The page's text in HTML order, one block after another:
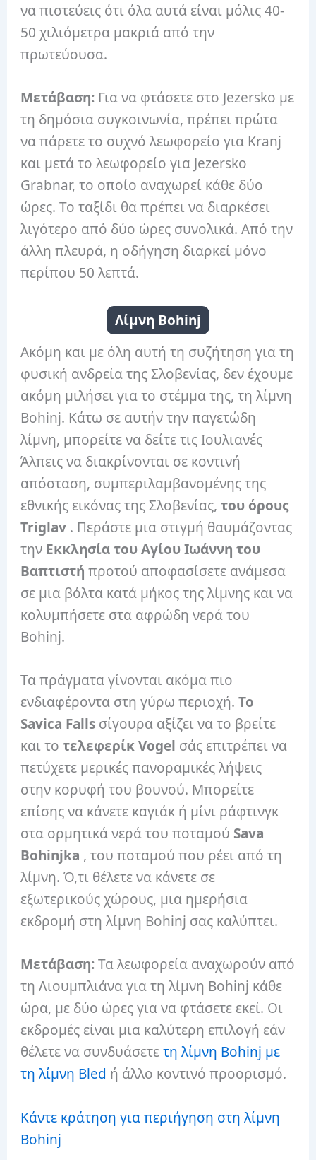
να πιστεύεις ότι όλα αυτά είναι μόλις 40-
50 χιλιόμετρα μακριά από την
πρωτεύουσα.
Μετάβαση: Για να φτάσετε στο Jezersko με
τη δημόσια συγκοινωνία, πρέπει πρώτα
να πάρετε το συχνό λεωφορείο για Kranj
και μετά το λεωφορείο για Jezersko
Grabnar, το οποίο αναχωρεί κάθε δύο
ώρες. Το ταξίδι θα πρέπει να διαρκέσει
λιγότερο από δύο ώρες συνολικά. Από την
άλλη πλευρά, η οδήγηση διαρκεί μόνο
περίπου 50 λεπτά.
Λίμνη Bohinj
Ακόμη και με όλη αυτή τη συζήτηση για τη
φυσική ανδρεία της Σλοβενίας, δεν έχουμε
ακόμη μιλήσει για το στέμμα της, τη λίμνη
Bohinj. Κάτω σε αυτήν την παγετώδη
λίμνη, μπορείτε να δείτε τις Ιουλιανές
Άλπεις να διακρίνονται σε κοντινή
απόσταση, συμπεριλαμβανομένης της
εθνικής εικόνας της Σλοβενίας,του όρους
Triglav . Περάστε μια στιγμή θαυμάζοντας
την Εκκλησία του Αγίου Ιωάννη του
Βαπτιστή προτού αποφασίσετε ανάμεσα
σε μια βόλτα κατά μήκος της λίμνης και να
κολυμπήσετε στα αφρώδη νερά του
Bohinj.
Τα πράγματα γίνονται ακόμα πιο
ενδιαφέροντα στη γύρω περιοχή.Το
Savica Falls σίγουρα αξίζει να το βρείτε
και τοτελεφερίκ Vogel σάς επιτρέπει να
πετύχετε μερικές πανοραμικές λήψεις
στην κορυφή του βουνού. Μπορείτε
επίσης να κάνετε καγιάκ ή μίνι ράφτινγκ
στα ορμητικά νερά του ποταμού Sava
Bohinjka , του ποταμού που ρέει από τη
λίμνη. Ό,τι θέλετε να κάνετε σε
εξωτερικούς χώρους, μια ημερήσια
εκδρομή στη λίμνη Bohinj σας καλύπτει.
Μετάβαση:Τα λεωφορεία αναχωρούν από
τη Λιουμπλιάνα για τη λίμνη Bohinj κάθε
ώρα, με δύο ώρες για να φτάσετε εκεί. Οι
εκδρομές είναι μια καλύτερη επιλογή εάν
θέλετε να συνδυάσετετη λίμνη Bohinj με
τη λίμνη Bled ή άλλο κοντινό προορισμό.
Κάντε κράτηση για περιήγηση στη λίμνη
Bohinj